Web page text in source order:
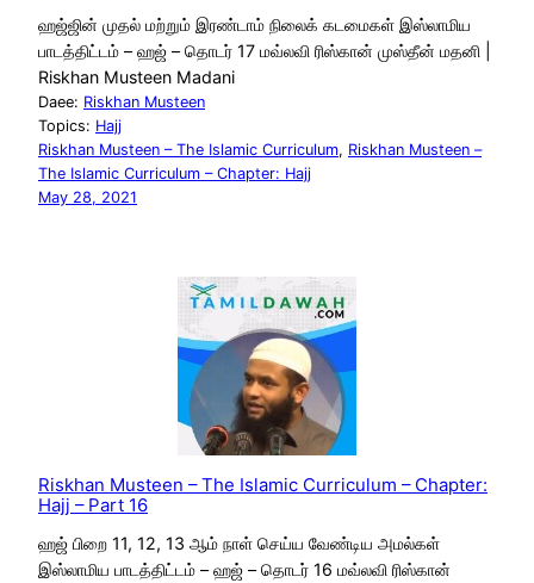
ஹஜ்ஜின் முதல் மற்றும் இரண்டாம் நிலைக் கடமைகள் இஸ்லாமிய
பாடத்திட்டம் – ஹஜ் – தொடர் 17 மவ்லவி ரிஸ்கான் முஸ்தீன் மதனி |
Riskhan Musteen Madani
Daee: Riskhan Musteen
Topics: Hajj
Riskhan Musteen – The Islamic Curriculum, Riskhan Musteen –
The Islamic Curriculum – Chapter: Hajj
May 28, 2021
Riskhan Musteen – The Islamic Curriculum – Chapter:
Hajj – Part 16
ஹஜ் பிறை 11, 12, 13 ஆம் நாள் செய்ய வேண்டிய அமல்கள்
இஸ்லாமிய பாடத்திட்டம் – ஹஜ் – தொடர் 16 மவ்லவி ரிஸ்கான்